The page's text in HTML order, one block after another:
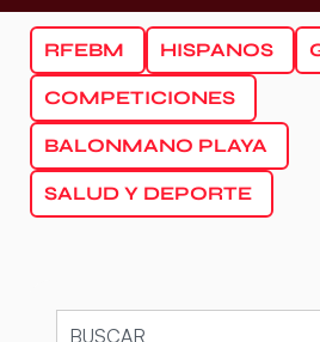
RFEBM HISPANOS
COMPETICIONES
BALONMANO PLAYA
SALUD Y DEPORTE